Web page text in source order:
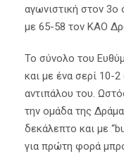
αγωνιστική στον
με 65-58 τον ΚΑΟ
Το σύνολο του
και με ένα σερί 10-2
αντιπάλου του.
την ομάδα της
δεκάλεπτο και με
για πρώτη φορά